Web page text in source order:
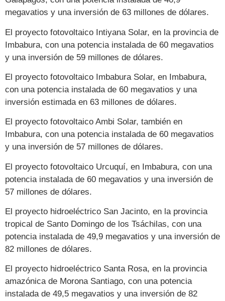
megavatios y una inversión de 63 millones de dólares.
El proyecto fotovoltaico Intiyana Solar, en la provincia de
Imbabura, con una potencia instalada de 60 megavatios
y una inversión de 59 millones de dólares.
El proyecto fotovoltaico Imbabura Solar, en Imbabura,
con una potencia instalada de 60 megavatios y una
inversión estimada en 63 millones de dólares.
El proyecto fotovoltaico Ambi Solar, también en
Imbabura, con una potencia instalada de 60 megavatios
y una inversión de 57 millones de dólares.
El proyecto fotovoltaico Urcuquí, en Imbabura, con una
potencia instalada de 60 megavatios y una inversión de
57 millones de dólares.
El proyecto hidroeléctrico San Jacinto, en la provincia
tropical de Santo Domingo de los Tsáchilas, con una
potencia instalada de 49,9 megavatios y una inversión de
82 millones de dólares.
El proyecto hidroeléctrico Santa Rosa, en la provincia
amazónica de Morona Santiago, con una potencia
instalada de 49,5 megavatios y una inversión de 82